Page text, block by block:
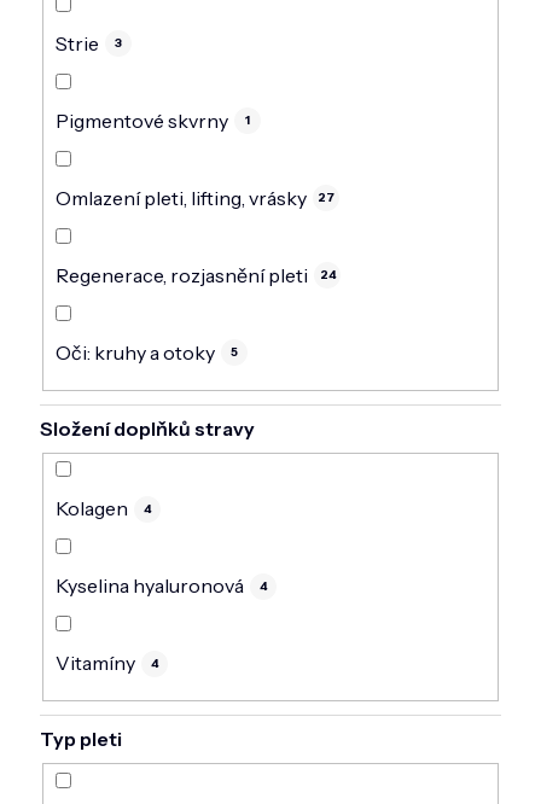
Strie 3
Pigmentové skvrny 1
Omlazení pleti, lifting, vrásky 27
Regenerace, rozjasnění pleti 24
Oči: kruhy a otoky 5
Složení doplňků stravy
Kolagen 4
Kyselina hyaluronová 4
Vitamíny 4
Typ pleti